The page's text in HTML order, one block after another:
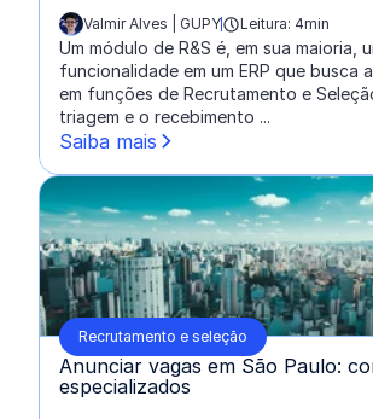
escrito por:
Valmir Alves | GUPY Leitura: 4min
Um módulo de R&S é, em sua maioria,
funcionalidade em um ERP que busca
em funções de Recrutamento e
triagem e o recebimento ...
Saiba mais
Recrutamento e seleção
Anunciar vagas em São Paulo:
especializados